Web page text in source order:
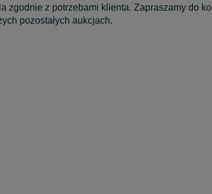
zgodnie z potrzebami klienta. Zapraszamy do
pozostałych aukcjach.